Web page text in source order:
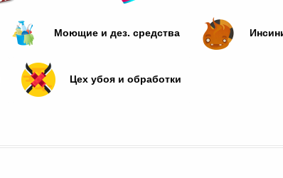
Моющие и дез. средства
Цех убоя и обработки